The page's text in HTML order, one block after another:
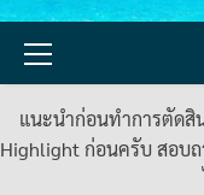
Primary
แนะนำก่อนทำการตัดสิ
Highlight ก่อนครับ สอบถ